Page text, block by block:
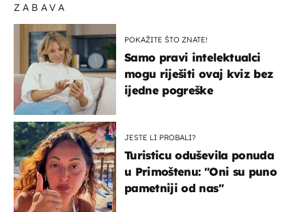
ZABAVA
POKAŽITE ŠTO ZNATE!
Samo pravi intelektualci
mogu riješiti ovaj kviz bez
ijedne pogreške
JESTE LI PROBALI?
Turisticu oduševila ponuda
u Primoštenu: "Oni su puno
pametniji od nas"